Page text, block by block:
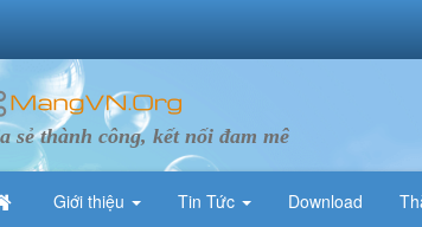
sẻ thành công, kết nối đam mê
Giới thiệu Tin Tức Download